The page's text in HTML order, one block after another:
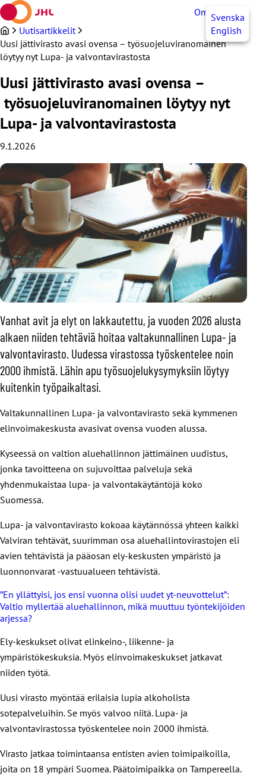
Siirry
sisältöön
OmaJHLSvenska
English
Uutisartikkelit
Uusi jättivirasto avasi ovensa – työsuojeluviranomainen
löytyy nyt Lupa- ja valvontavirastosta
Uusi jättivirasto avasi ovensa –
työsuojeluviranomainen löytyy nyt
Lupa- ja valvontavirastosta
9.1.2026
Vanhat avit ja elyt on lakkautettu, ja vuoden 2026 alusta
alkaen niiden tehtäviä hoitaa valtakunnallinen Lupa- ja
valvontavirasto. Uudessa virastossa työskentelee noin
2000 ihmistä. Lähin apu työsuojelukysymyksiin löytyy
kuitenkin työpaikaltasi.
Valtakunnallinen Lupa- ja valvontavirasto sekä kymmenen
elinvoimakeskusta avasivat ovensa vuoden alussa.
Kyseessä on valtion aluehallinnon jättimäinen uudistus,
jonka tavoitteena on sujuvoittaa palveluja sekä
yhdenmukaistaa lupa- ja valvontakäytäntöjä koko
Suomessa.
Lupa- ja valvontavirasto kokoaa käytännössä yhteen kaikki
Valviran tehtävät, suurimman osa aluehallintovirastojen eli
avien tehtävistä ja pääosan ely-keskusten ympäristö ja
luonnonvarat -vastuualueen tehtävistä.
”En yllättyisi, jos ensi vuonna olisi uudet yt-neuvottelut”:
Valtio myllertää aluehallinnon, mikä muuttuu työntekijöiden
arjessa?
Ely-keskukset olivat elinkeino-, liikenne- ja
ympäristökeskuksia. Myös elinvoimakeskukset jatkavat
niiden työtä.
Uusi virasto myöntää erilaisia lupia alkoholista
sotepalveluihin. Se myös valvoo niitä. Lupa- ja
valvontavirastossa työskentelee noin 2000 ihmistä.
Virasto jatkaa toimintaansa entisten avien toimipaikoilla,
joita on 18 ympäri Suomea. Päätoimipaikka on Tampereella.